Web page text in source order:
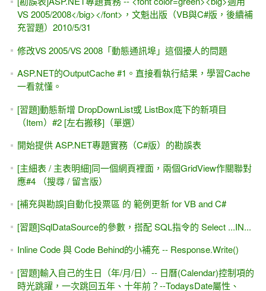
VS 2005/2008</big></font>，文魁出版（VB與C#版，後續補
充習題）2010/5/31
修改VS 2005/VS 2008「動態通訊埠」這個擾人的問題
ASP.NET的OutputCache #1。直接看執行結果，學習Cache
一看就懂。
[習題]動態新增 DropDownList或 ListBox底下的新項目
（Item）#2 [左右搬移]（單選）
開始提供 ASP.NET專題實務（C#版）的勘誤表
[主細表 / 主表明細]同一個網頁裡面，兩個GridView作關聯對
應#4 （搜尋 / 留言版）
[補充與勘誤]自動化投票區 的 範例更新 for VB and C#
[習題]SqlDataSource的參數，搭配 SQL指令的 Select ...IN...
Inline Code 與 Code Behind的小補充 -- Response.Write()
[習題]輸入自己的生日（年/月/日）-- 日曆(Calendar)控制項的
時光跳躍，一次跳回五年、十年前？--TodaysDate屬性、